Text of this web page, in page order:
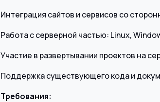
Интеграция сайтов и сервисов со
Работа с серверной частью: Linux,
Участие в развертывании проектов на
Поддержка существующего кода и
Требования: